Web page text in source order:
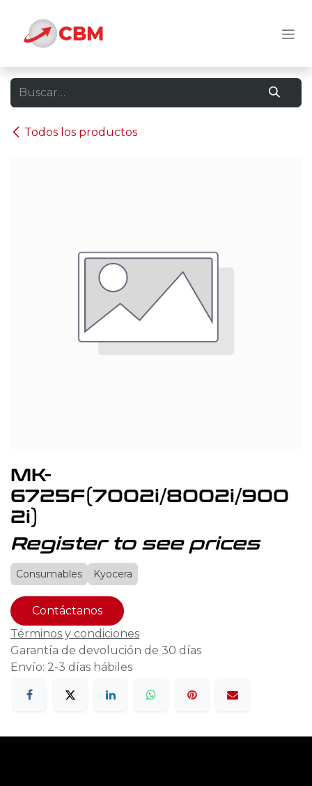
Todos los productos
MK-
6725F(7002i/8002i/900
2i)
Register to see prices
Consumables Kyocera
Contáctanos
Términos y condiciones
Garantía de devolución de 30 días
Envío: 2-3 días hábiles